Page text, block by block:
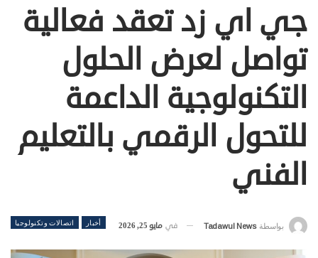
جي اي زد تعقد فعالية
تواصل لعرض الحلول
التكنولوجية الداعمة
للتحول الرقمي بالتعليم
الفني
أخبار اتصالات وتكنولوجيا بواسطة Tadawul News في مايو 25, 2026